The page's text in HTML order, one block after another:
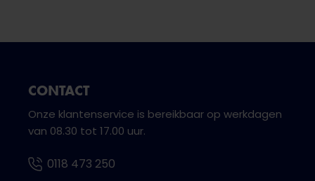
CONTACT
Onze klantenservice is bereikbaar op werkdagen
van 08.30 tot 17.00 uur.
0118 473 250